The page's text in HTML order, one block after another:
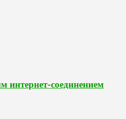
интернет-соединением